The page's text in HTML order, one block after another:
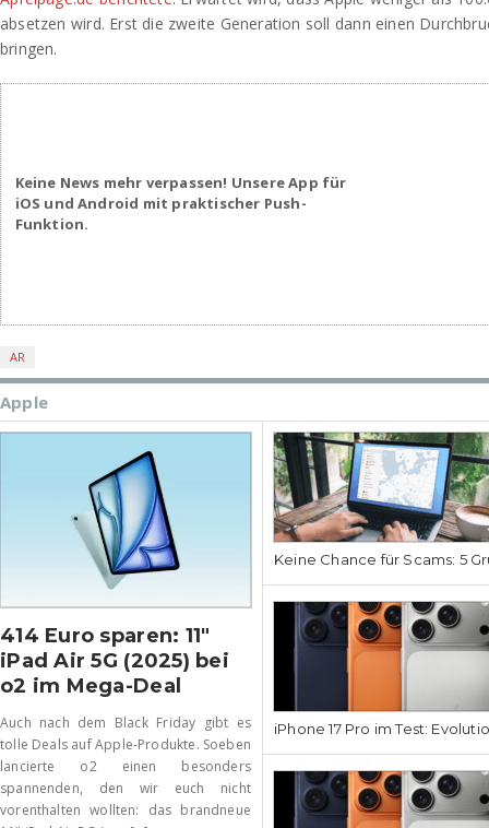
absetzen wird. Erst die zweite Generation soll dann einen
bringen.
Keine News mehr verpassen! Unsere App für
iOS und Android mit praktischer Push-
Funktion.
AR
Apple
414 Euro sparen: 11″
iPad Air 5G (2025) bei
o2 im Mega-Deal
Auch nach dem Black Friday gibt es
tolle Deals auf Apple-Produkte. Soeben
lancierte o2 einen besonders
spannenden, den wir euch nicht
vorenthalten wollten: das brandneue
Keine Chance für Scams: 5
iPhone 17 Pro im Test: